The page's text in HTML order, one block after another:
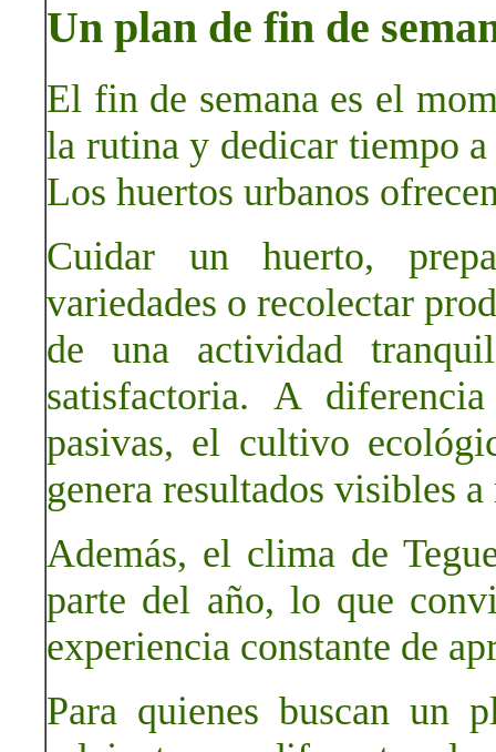
Un plan de fin de
El fin de semana es el
la rutina y dedicar tiempo
Los huertos urbanos
Cuidar un huerto,
variedades o recolectar
de una actividad
satisfactoria. A
pasivas, el cultivo
genera resultados visibles
Además, el clima de
parte del año, lo que
experiencia constante de
Para quienes buscan un